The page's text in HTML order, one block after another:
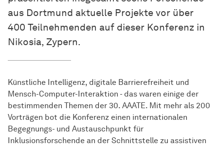
aus Dortmund aktuelle Projekte vor über
400 Teilnehmenden auf dieser Konferenz in
Nikosia, Zypern.
Künstliche Intelligenz, digitale Barrierefreiheit und
Mensch-Computer-Interaktion - das waren einige der
bestimmenden Themen der 30. AAATE. Mit mehr als 200
Vorträgen bot die Konferenz einen internationalen
Begegnungs- und Austauschpunkt für
Inklusionsforschende an der Schnittstelle zu assistiven